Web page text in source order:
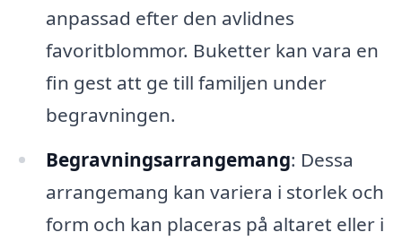
anpassad efter den avlidnes
favoritblommor. Buketter kan vara en
fin gest att ge till familjen under
begravningen.
Begravningsarrangemang: Dessa
arrangemang kan variera i storlek och
form och kan placeras på altaret eller i